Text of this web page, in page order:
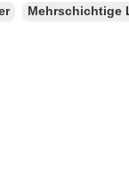
Mehrschichtige